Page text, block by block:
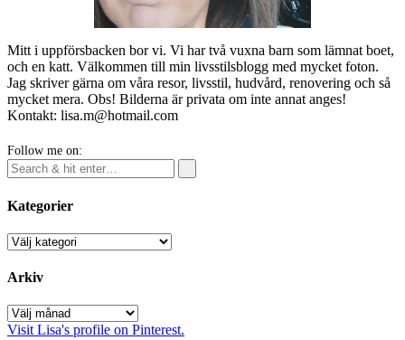
Mitt i uppförsbacken bor vi. Vi har två vuxna barn som lämnat boet,
och en katt. Välkommen till min livsstilsblogg med mycket foton.
Jag skriver gärna om våra resor, livsstil, hudvård, renovering och så
mycket mera. Obs! Bilderna är privata om inte annat anges!
Kontakt: lisa.m@hotmail.com
Follow me on:
Kategorier
Kategorier
Arkiv
Arkiv
Visit Lisa's profile on Pinterest.